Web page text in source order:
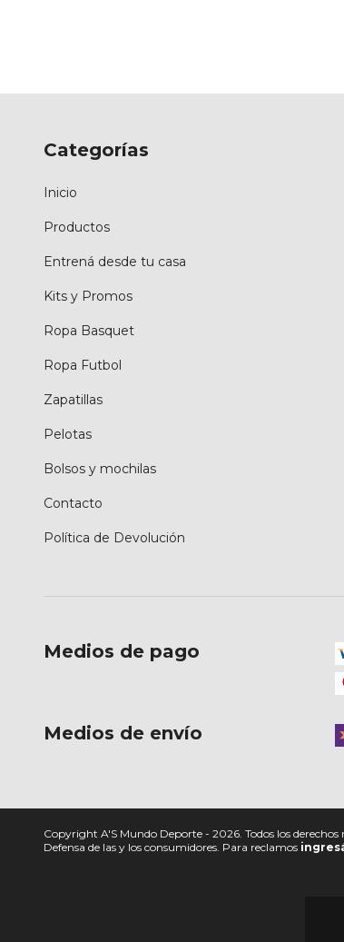
Categorías
Inicio
Productos
Entrená desde tu casa
Kits y Promos
Ropa Basquet
Ropa Futbol
Zapatillas
Pelotas
Bolsos y mochilas
Contacto
Política de Devolución
Medios de pago
Medios de envío
Copyright A'S Mundo Deporte - 2026. Todos los derechos
Defensa de las y los consumidores. Para reclamos